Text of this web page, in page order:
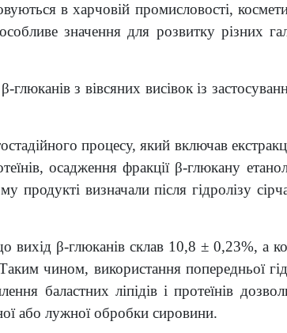
в харчовій промисловості,
значення для розвитку різних
з вівсяних висівок із
процесу, який включав
осадження фракції β-глюкану
продукті визначали після гідролізу
вихід β-глюканів склав 10,8 ± 0,23%, а
чином, використання попередньої
баластних ліпідів і протеїнів
або лужної обробки сировини.